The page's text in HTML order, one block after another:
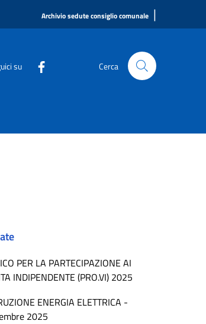
Archivio sedute consiglio comunale |
su Cerca
PER LA PARTECIPAZIONE AI
INDIPENDENTE (PRO.VI) 2025
ENERGIA ELETTRICA -
2025